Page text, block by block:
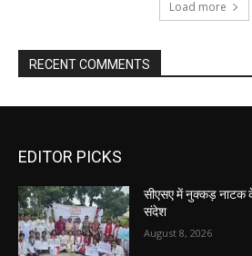
Load more
RECENT COMMENTS
EDITOR PICKS
सीएसए में नुक्कड़ नाटक
संदेश
August 8, 2026